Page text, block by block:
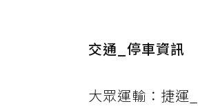
交通_停車資訊
大眾運輸：捷運